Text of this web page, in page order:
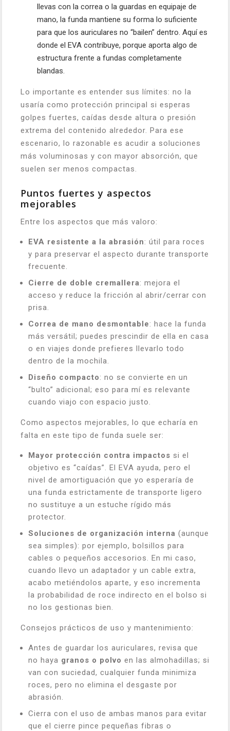
llevas con la correa o la guardas en equipaje de
mano, la funda mantiene su forma lo suficiente
para que los auriculares no “bailen” dentro. Aquí es
donde el EVA contribuye, porque aporta algo de
estructura frente a fundas completamente
blandas.
Lo importante es entender sus límites: no la
usaría como protección principal si esperas
golpes fuertes, caídas desde altura o presión
extrema del contenido alrededor. Para ese
escenario, lo razonable es acudir a soluciones
más voluminosas y con mayor absorción, que
suelen ser menos compactas.
Puntos fuertes y aspectos
mejorables
Entre los aspectos que más valoro:
EVA resistente a la abrasión: útil para roces
y para preservar el aspecto durante transporte
frecuente.
Cierre de doble cremallera: mejora el
acceso y reduce la fricción al abrir/cerrar con
prisa.
Correa de mano desmontable: hace la funda
más versátil; puedes prescindir de ella en casa
o en viajes donde prefieres llevarlo todo
dentro de la mochila.
Diseño compacto: no se convierte en un
“bulto” adicional; eso para mí es relevante
cuando viajo con espacio justo.
Como aspectos mejorables, lo que echaría en
falta en este tipo de funda suele ser:
Mayor protección contra impactos si el
objetivo es “caídas”. El EVA ayuda, pero el
nivel de amortiguación que yo esperaría de
una funda estrictamente de transporte ligero
no sustituye a un estuche rígido más
protector.
Soluciones de organización interna (aunque
sea simples): por ejemplo, bolsillos para
cables o pequeños accesorios. En mi caso,
cuando llevo un adaptador y un cable extra,
acabo metiéndolos aparte, y eso incrementa
la probabilidad de roce indirecto en el bolso si
no los gestionas bien.
Consejos prácticos de uso y mantenimiento:
Antes de guardar los auriculares, revisa que
no haya granos o polvo en las almohadillas; si
van con suciedad, cualquier funda minimiza
roces, pero no elimina el desgaste por
abrasión.
Cierra con el uso de ambas manos para evitar
que el cierre pince pequeñas fibras o